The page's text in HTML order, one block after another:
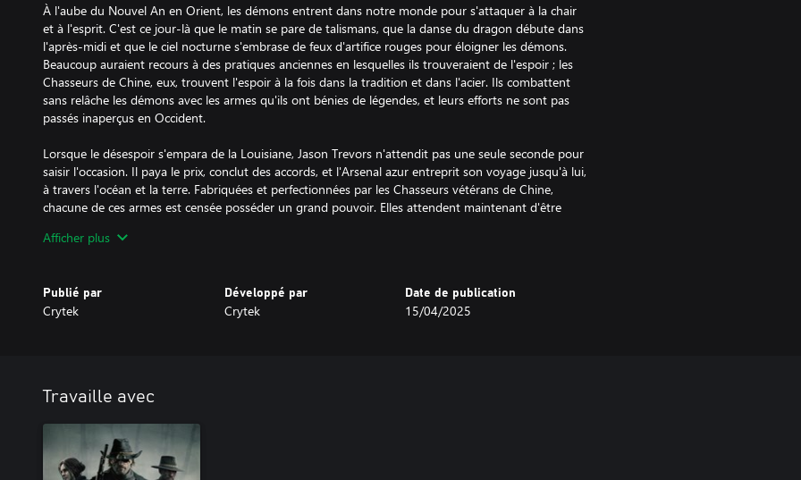
À l'aube du Nouvel An en Orient, les démons entrent dans notre monde pour s'attaquer à la chair
et à l'esprit. C'est ce jour-là que le matin se pare de talismans, que la danse du dragon débute dans
l'après-midi et que le ciel nocturne s'embrase de feux d'artifice rouges pour éloigner les démons.
Beaucoup auraient recours à des pratiques anciennes en lesquelles ils trouveraient de l'espoir ; les
Chasseurs de Chine, eux, trouvent l'espoir à la fois dans la tradition et dans l'acier. Ils combattent
sans relâche les démons avec les armes qu'ils ont bénies de légendes, et leurs efforts ne sont pas
passés inaperçus en Occident.
Lorsque le désespoir s'empara de la Louisiane, Jason Trevors n'attendit pas une seule seconde pour
saisir l'occasion. Il paya le prix, conclut des accords, et l'Arsenal azur entreprit son voyage jusqu'à lui,
à travers l'océan et la terre. Fabriquées et perfectionnées par les Chasseurs vétérans de Chine,
chacune de ces armes est censée posséder un grand pouvoir. Elles attendent maintenant d'être
bénis sous le ciel azur.
Afficher plus
Publié par
Crytek
Développé par
Crytek
Date de publication
15/04/2025
Travaille avec